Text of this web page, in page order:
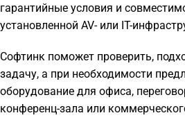
гарантийные условия и
установленной AV- или IT-
Софтинк поможет проверить,
задачу, а при необходимости
оборудование для офиса,
конференц-зала или